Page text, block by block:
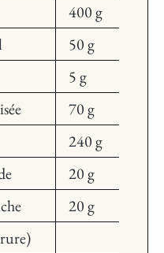
400 g
50 g
5 g
70 g
240 g
20 g
20 g